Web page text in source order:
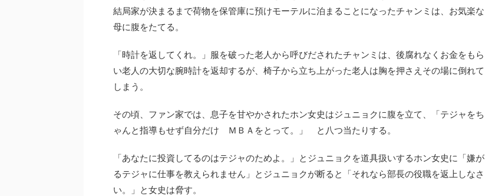
結局家が決まるまで荷物を保管庫に預けモーテルに泊まることになったチャンミは、お気楽な
母に腹をたてる。
「時計を返してくれ。」服を破った老人から呼びだされたチャンミは、後腐れなくお金をもら
い老人の大切な腕時計を返却するが、椅子から立ち上がった老人は胸を押さえその場に倒れて
しまう。
その頃、ファン家では、息子を甘やかされたホン女史はジュニョクに腹を立て、「テジャをち
ゃんと指導もせず自分だけ ＭＢＡをとって。」 と八つ当たりする。
「あなたに投資してるのはテジャのためよ。」とジュニョクを道具扱いするホン女史に「嫌が
るテジャに仕事を教えられません」とジュニョクが断ると「それなら部長の役職を返上しなさ
い。」と女史は脅す。